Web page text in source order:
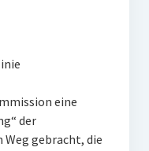
eine
der
gebracht, die